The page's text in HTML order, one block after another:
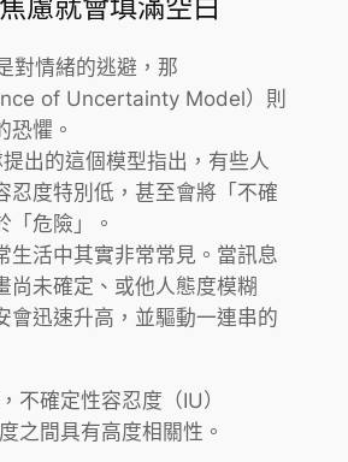
焦慮就會填滿空白
對情緒的逃避，那
of Uncertainty Model）則
恐懼。
出的這個模型指出，有些人
忍度特別低，甚至會將「不確
「危險」。
生活中其實非常常見。當訊息
尚未確定、或他人態度模糊
會迅速升高，並驅動一連串的
不確定性容忍度（IU）
之間具有高度相關性。